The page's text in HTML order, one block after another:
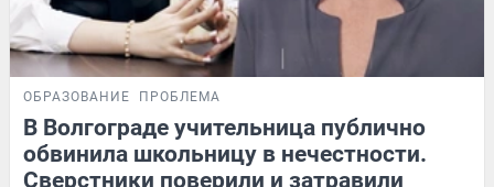
ОБРАЗОВАНИЕ ПРОБЛЕМА
В Волгограде учительница публично
обвинила школьницу в нечестности.
Сверстники поверили и затравили